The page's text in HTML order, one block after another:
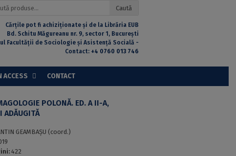
Caută
Cărțile pot fi achiziționate și de la Librăria EUB
Bd. Schitu Măgureanu nr. 9, sector 1, București
Facultății de Sociologie și Asistență Socială -
Contact: +4 0760 013 746
ACCESS CONTACT
POLONĂ. ED. A II-A,
ADĂUGITĂ
GEAMBAŞU (coord.)
422